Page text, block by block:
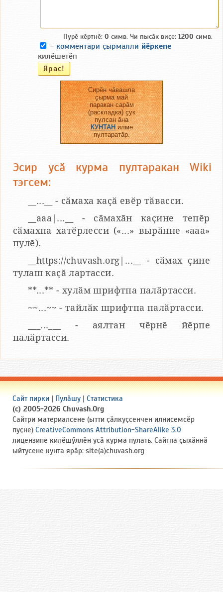
Пурӗ кӗртнӗ: 0 симв. Чи пысӑк виҫе: 1200 симв.
- комментари ҫырмалли йӗркепе
килӗшетӗп
Сирӗн чӑвашла
ҫырма май
паракан сарӑм
(раскладка) ҫук
пулсан ӑна
КУНТАНилме
пултаратӑр.
Эсир усӑ курма пултаракан Wiki
тэгсем:
__...__ - сӑмаха каҫӑ евӗр тӑвасси.
__aaa|...__ - сӑмахӑн каҫине тепӗр
сӑмахпа хатӗрлесси («...» вырӑнне «ааа»
пулӗ).
__https://chuvash.org|...__ - сӑмах ҫине
тулаш каҫӑ лартасси.
**...** - хулӑм шрифтпа палӑртасси.
~~...~~ - тайлӑк шрифтпа палӑртасси.
___...___ - аялтан чӗрнӗ йӗрпе
палӑртасси.
Сайт пирки | Пулӑшу | Статистика
(c) 2005-2026 Chuvash.Org
Сайтри материалсене (ытти ҫӑлкуҫсенчен илнисемсӗр
пуҫне) CreativeCommons Attribution-ShareAlike 3.0
лицензипе килӗшӳллӗн усӑ курма пулать. Сайтпа ҫыхӑннӑ
ыйтусене кунта ярӑр: site(a)chuvash.org